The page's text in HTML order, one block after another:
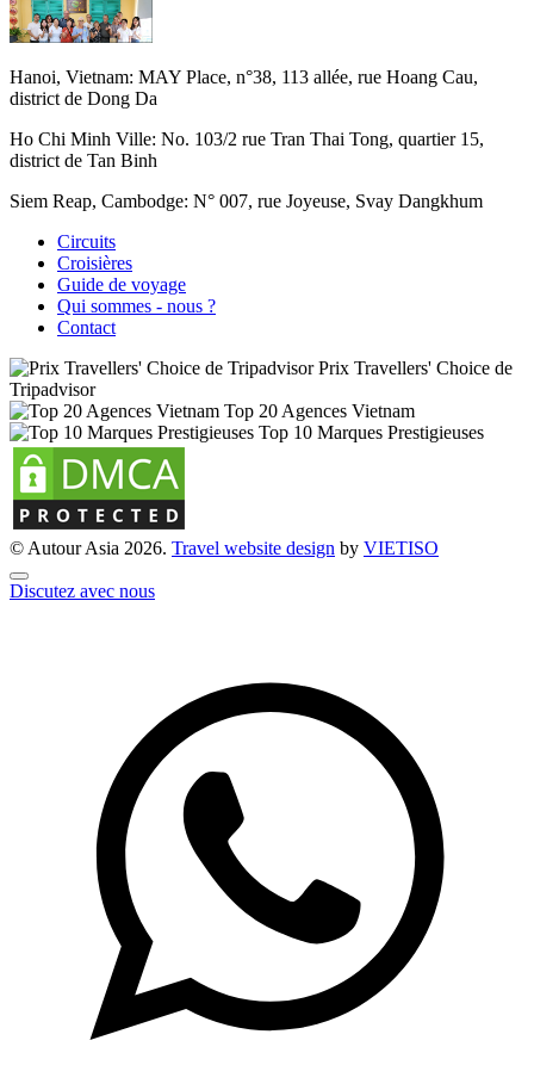
Hanoi, Vietnam: MAY Place, n°38, 113 allée, rue Hoang Cau,
district de Dong Da
Ho Chi Minh Ville: No. 103/2 rue Tran Thai Tong, quartier 15,
district de Tan Binh
Siem Reap, Cambodge: N° 007, rue Joyeuse, Svay Dangkhum
Circuits
Croisières
Guide de voyage
Qui sommes - nous ?
Contact
Prix Travellers' Choice de
Tripadvisor
Top 20 Agences Vietnam
Top 10 Marques Prestigieuses
© Autour Asia 2026. Travel website design by VIETISO
Discutez avec nous